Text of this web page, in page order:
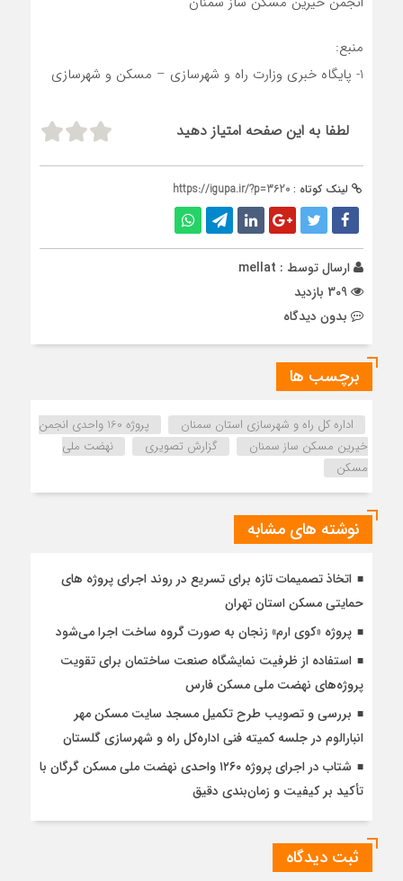
منبع:
1- پایگاه خبری وزارت راه و شهرسازی – مسکن و شهرسازی
لطفا به این صفحه امتیاز دهید
لینک کوتاه : https://igupa.ir/?p=3620
ارسال توسط : mellat
بدون دیدگاه
برچسب ها
اداره کل راه و شهرسازی استان سمنان
پروژه 160 واحدی انجمن
خیرین مسکن ساز سمنان
گزارش تصویری
نهضت ملی
مسکن
نوشته های مشابه
اتخاذ تصمیمات تازه برای تسریع در روند اجرای پروژه های
حمایتی مسکن استان تهران
پروژه «کوی ارم» زنجان به صورت گروه ساخت اجرا می‌شود
استفاده از ظرفیت نمایشگاه صنعت ساختمان برای تقویت
پروژه‌های نهضت ملی مسکن فارس
بررسی و تصویب طرح تکمیل مسجد سایت مسکن مهر
انبارالوم در جلسه کمیته فنی اداره‌کل راه و شهرسازی گلستان
شتاب در اجرای پروژه ۱۲۶۰ واحدی نهضت ملی مسکن گرگان با
تأکید بر کیفیت و زمان‌بندی دقیق
ثبت دیدگاه